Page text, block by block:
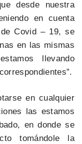
desde nuestra
en cuenta
Covid – 19, se
en las mismas
llevando
en cualquier
las estamos
en donde se
tomándole la